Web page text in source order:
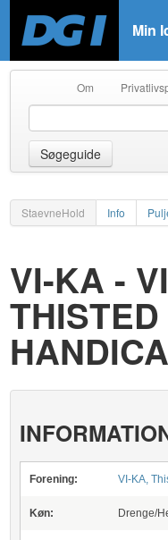
Min
Om
Søgeguide
StaevneHold Info
VI-KA -
THISTED
Forening: VI-KA,
Køn: Drenge/